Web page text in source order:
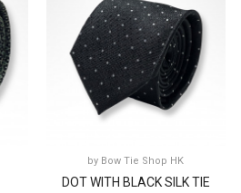
by Bow Tie Shop HK
DOT WITH BLACK SILK TIE